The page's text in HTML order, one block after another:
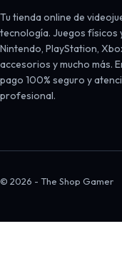
Tu tienda online de
tecnología. Juegos físicos
Nintendo, PlayStation,
accesorios y mucho más.
pago 100% seguro y
profesional.
© 2026 - The Shop Gamer